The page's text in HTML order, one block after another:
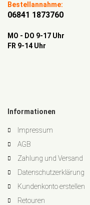
Bestellannahme:
06841 1873760
MO - DO 9-17 Uhr
FR 9-14 Uhr
Informationen
Impressum
AGB
Zahlung und Versand
Datenschutzerklärung
Kundenkonto erstellen
Retouren